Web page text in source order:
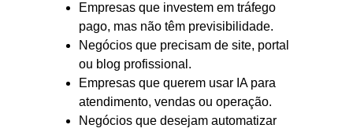
Empresas que investem em tráfego
pago, mas não têm previsibilidade.
Negócios que precisam de site, portal
ou blog profissional.
Empresas que querem usar IA para
atendimento, vendas ou operação.
Negócios que desejam automatizar